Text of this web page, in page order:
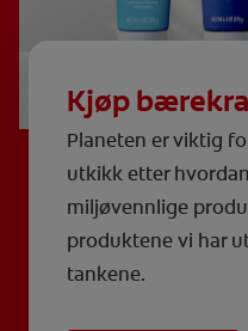
Kjøp
Planeten er viktig
utkikk etter
miljøvennlige
produktene vi har
tankene.